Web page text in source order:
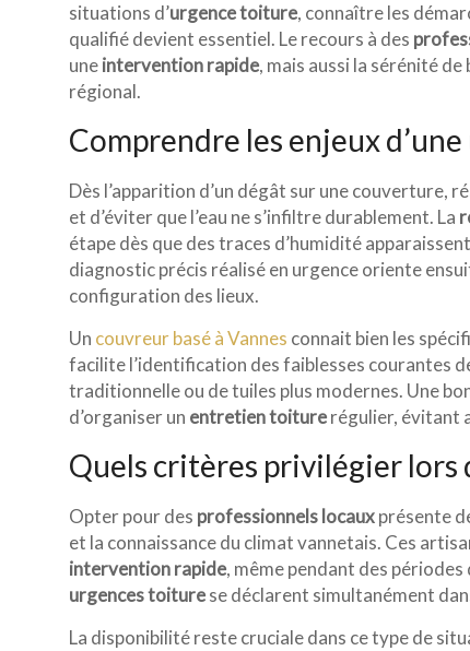
situations d’urgence toiture, connaître les
qualifié devient essentiel. Le recours à des
uneintervention rapide, mais aussi la sérénité
régional.
Comprendre les enjeux
Dès l’apparition d’un dégât sur une
et d’éviter que l’eau ne s’infiltre durablement. La
étape dès que des traces d’humidité
diagnostic précis réalisé en urgence oriente
configuration des lieux.
Un couvreur basé à Vannes connait bien les
facilite l’identification des faiblesses courantes
traditionnelle ou de tuiles plus modernes. Une
d’organiser un entretien toiturerégulier, évitant
Quels critères privilégier lors
Opter pour des professionnels locauxprésente
et la connaissance du climat vannetais. Ces
intervention rapide, même pendant des
urgences toiturese déclarent simultanément
La disponibilité reste cruciale dans ce type de